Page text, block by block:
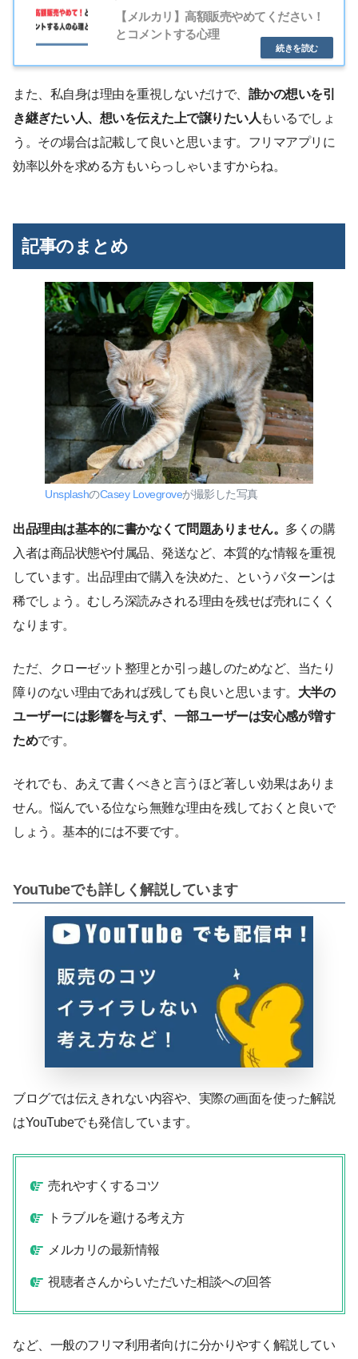
【メルカリ】高額販売やめてください！
とコメントする心理
また、私自身は理由を重視しないだけで、 誰かの想いを引
き継ぎたい人、想いを伝えた上で譲りたい人 もいるでしょ
う。その場合は記載して良いと思います。フリマアプリに
効率以外を求める方もいらっしゃいますからね。
記事のまとめ
UnsplashのCasey Lovegroveが撮影した写真
出品理由は基本的に書かなくて問題ありません。 多くの購
入者は商品状態や付属品、発送など、本質的な情報を重視
しています。出品理由で購入を決めた、というパターンは
稀でしょう。むしろ深読みされる理由を残せば売れにくく
なります。
ただ、クローゼット整理とか引っ越しのためなど、当たり
障りのない理由であれば残しても良いと思います。 大半の
ユーザーには影響を与えず、一部ユーザーは安心感が増す
ためです。
それでも、あえて書くべきと言うほど著しい効果はありま
せん。悩んでいる位なら無難な理由を残しておくと良いで
しょう。基本的には不要です。
YouTubeでも詳しく解説しています
ブログでは伝えきれない内容や、実際の画面を使った解説
はYouTubeでも発信しています。
売れやすくするコツ
トラブルを避ける考え方
メルカリの最新情報
視聴者さんからいただいた相談への回答
など、一般のフリマ利用者向けに分かりやすく解説してい